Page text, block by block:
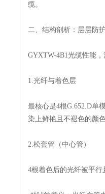
缆。
二、结构剖析：层层防
GYXTW-4B1光缆性能
1.光纤与着色层
最核心是4根G.652.D单
染上鲜艳且不褪色的颜
2.松套管（中心管）
4根着色后的光纤被平